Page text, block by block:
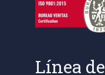
Línea